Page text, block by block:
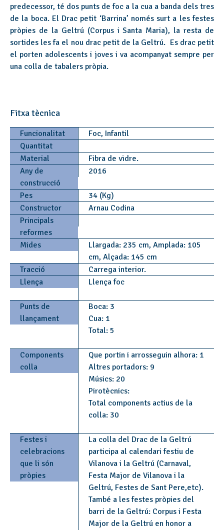
predecessor, té dos punts de foc a la cua a banda dels tres
de la boca. El Drac petit ‘Barrina’ només surt a les festes
pròpies de la Geltrú (Corpus i Santa Maria), la resta de
sortides les fa el nou drac petit de la Geltrú. Es drac petit
el porten adolescents i joves i va acompanyat sempre per
una colla de tabalers pròpia.
Fitxa tècnica
Funcionalitat
Foc, Infantil
Quantitat
Material
Fibra de vidre.
Any de
construcció
2016
Pes
34 (Kg)
Constructor
Arnau Codina
Principals
reformes
Mides
Llargada: 235 cm, Amplada: 105
cm, Alçada: 145 cm
Tracció
Carrega interior.
Llença
Llença foc
Punts de
llançament
Boca: 3
Cua: 1
Total: 5
Components
colla
Que portin i arrosseguin alhora: 1
Altres portadors: 9
Músics: 20
Pirotècnics:
Total components actius de la
colla: 30
Festes i
celebracions
que li són
pròpies
La colla del Drac de la Geltrú
participa al calendari festiu de
Vilanova i la Geltrú (Carnaval,
Festa Major de Vilanova i la
Geltrú, Festes de Sant Pere,etc).
També a les festes pròpies del
barri de la Geltrú: Corpus i Festa
Major de la Geltrú en honor a